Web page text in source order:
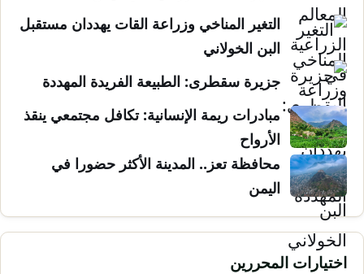
التغير المناخي وزراعة القات يهددان مستقبل
البن الخولاني
جزيرة سقطرى: الطبيعة الفريدة المهددة
مبادرات ريمة الإنسانية: تكافل مجتمعي ينقذ
الأرواح
محافظة تعز.. المدينة الأكثر حضورا في
اليمن
اختيارات المحررين